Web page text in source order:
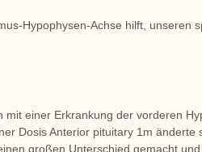
Hypophysen-Achse hilft, unseren
mit einer Erkrankung der vorderen
Dosis Anterior pituitary 1m
großen Unterschied gemacht